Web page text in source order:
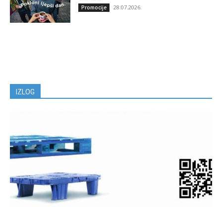
Promocije 28.07.2026.
IZLOG